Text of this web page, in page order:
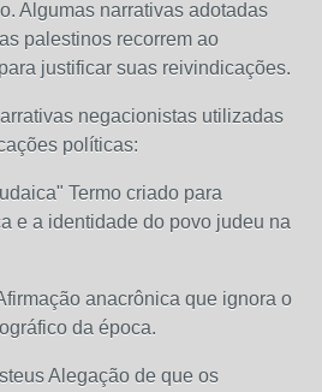
Algumas narrativas adotadas
palestinos recorrem ao
justificar suas reivindicações.
negacionistas utilizadas
políticas:
Termo criado para
e a identidade do povo judeu na
anacrônica que ignora o
da época.
Alegação de que os